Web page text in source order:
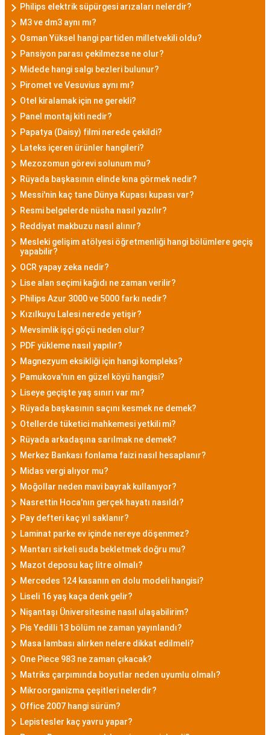
Philips elektrik süpürgesi arızaları nelerdir?
M3 ve dm3 aynı mı?
Osman Yüksel hangi partiden milletvekili oldu?
Pansiyon parası çekilmezse ne olur?
Midede hangi salgı bezleri bulunur?
Piromet ve Vesuvius aynı mı?
Otel kiralamak için ne gerekli?
Panel montaj kiti nedir?
Papatya (Daisy) filmi nerede çekildi?
Lateks içeren ürünler hangileri?
Mezozomun görevi solunum mu?
Rüyada başkasının elinde kına görmek nedir?
Messi'nin kaç tane Dünya Kupası kupası var?
Resmi belgelerde nüsha nasıl yazılır?
Reddiyat makbuzu nasıl alınır?
Mesleki gelişim atölyesi öğretmenliği hangi bölümlere geçiş
yapabilir?
OCR yapay zeka nedir?
Lise alan seçimi kağıdı ne zaman verilir?
Philips Azur 3000 ve 5000 farkı nedir?
Kızılkuyu Lalesi nerede yetişir?
Mevsimlik işçi göçü neden olur?
PDF yükleme nasıl yapılır?
Magnezyum eksikliği için hangi kompleks?
Pamukova'nın en güzel köyü hangisi?
Liseye geçişte yaş sınırı var mı?
Rüyada başkasının saçını kesmek ne demek?
Otellerde tüketici mahkemesi yetkili mi?
Rüyada arkadaşına sarılmak ne demek?
Merkez Bankası fonlama faizi nasıl hesaplanır?
Midas vergi alıyor mu?
Moğollar neden mavi bayrak kullanıyor?
Nasrettin Hoca'nın gerçek hayatı nasıldı?
Pay defteri kaç yıl saklanır?
Laminat parke ev içinde nereye döşenmez?
Mantarı sirkeli suda bekletmek doğru mu?
Mazot deposu kaç litre olmalı?
Mercedes 124 kasanın en dolu modeli hangisi?
Liseli 16 yaş kaça denk gelir?
Nişantaşı Üniversitesine nasıl ulaşabilirim?
Pis Yedilli 13 bölüm ne zaman yayınlandı?
Masa lambası alırken nelere dikkat edilmeli?
One Piece 983 ne zaman çıkacak?
Matriks çarpımında boyutlar neden uyumlu olmalı?
Mikroorganizma çeşitleri nelerdir?
Office 2007 hangi sürüm?
Lepistesler kaç yavru yapar?